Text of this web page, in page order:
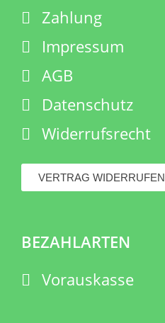
Zahlung
Impressum
AGB
Datenschutz
Widerrufsrecht
VERTRAG WIDERRUFEN
BEZAHLARTEN
Vorauskasse